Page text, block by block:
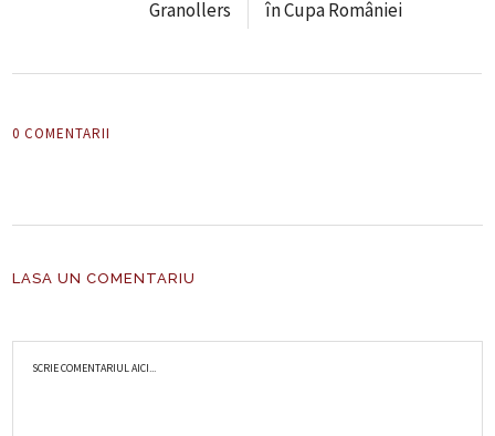
Granollers
în Cupa României
0 COMENTARII
LASA UN COMENTARIU